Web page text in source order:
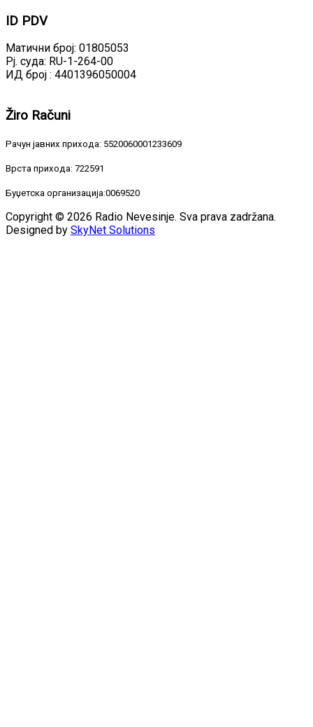
ID PDV
Матични број: 01805053
Рј. суда: RU-1-264-00
ИД број : 4401396050004
Žiro Računi
Рачун јавних прихода: 5520060001233609
Врста прихода: 722591
Буџетска организација:0069520
Copyright © 2026 Radio Nevesinje. Sva prava zadržana.
Designed by SkyNet Solutions